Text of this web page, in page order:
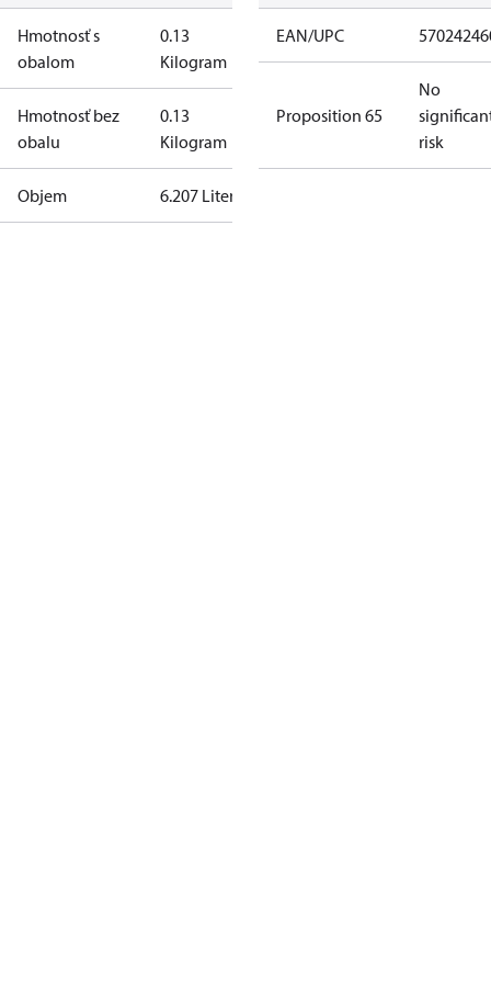
Hmotnosť s
obalom
0.13
Kilogram
Hmotnosť bez
obalu
0.13
Kilogram
Objem 6.207 Liter
EAN/UPC
Proposition 65
No
risk